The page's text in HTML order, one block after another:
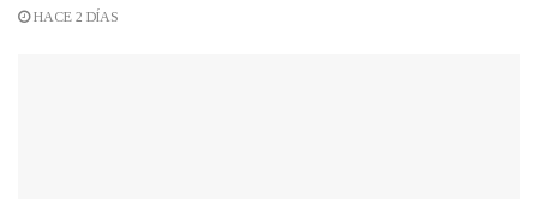
HACE 2 DÍAS